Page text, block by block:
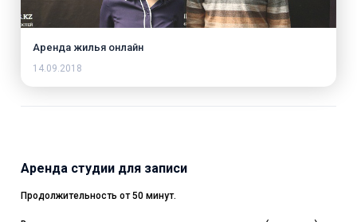
Аренда жилья онлайн
14.09.2018
Аренда студии для записи
Продолжительность от 50 минут.